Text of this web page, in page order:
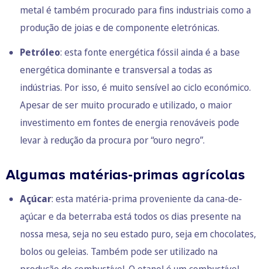
metal é também procurado para fins industriais como a
produção de joias e de componente eletrónicas.
Petróleo: esta fonte energética fóssil ainda é a base
energética dominante e transversal a todas as
indústrias. Por isso, é muito sensível ao ciclo económico.
Apesar de ser muito procurado e utilizado, o maior
investimento em fontes de energia renováveis pode
levar à redução da procura por “ouro negro”.
Algumas matérias-primas agrícolas
Açúcar: esta matéria-prima proveniente da cana-de-
açúcar e da beterraba está todos os dias presente na
nossa mesa, seja no seu estado puro, seja em chocolates,
bolos ou geleias. Também pode ser utilizado na